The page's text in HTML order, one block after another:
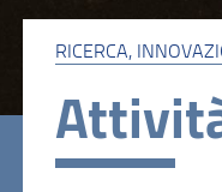
RICERCA,